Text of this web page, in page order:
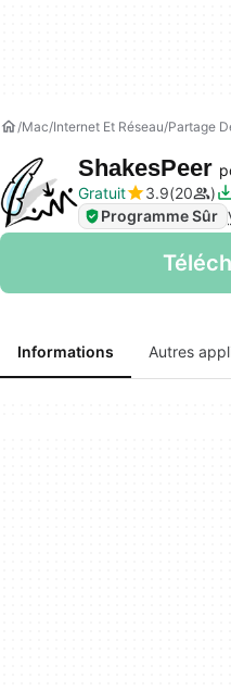
Mac Internet Et Réseau Partage
ShakesPeer
Gratuit
3.9 20
Programme Sûr
Informations Autres